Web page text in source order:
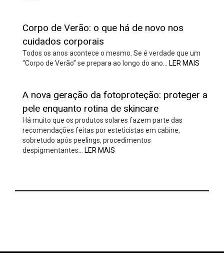
Corpo de Verão: o que há de novo nos
cuidados corporais
Todos os anos acontece o mesmo. Se é verdade que um
“Corpo de Verão” se prepara ao longo do ano…
LER MAIS
A nova geração da fotoproteção: proteger a
pele enquanto rotina de skincare
Há muito que os produtos solares fazem parte das
recomendações feitas por esteticistas em cabine,
sobretudo após peelings, procedimentos
despigmentantes…
LER MAIS